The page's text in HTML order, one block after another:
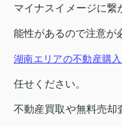
マイナスイメージに繋
能性があるので注意が
湖南エリアの不動産購
任せください。
不動産買取や無料売却